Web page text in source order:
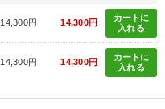
14,300円 14,300円
カートに
入れる
14,300円 14,300円
カートに
入れる